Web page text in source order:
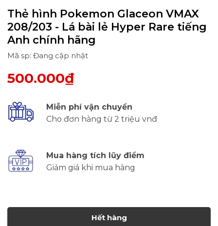
Thẻ hình Pokemon Glaceon VMAX
208/203 - Lá bài lẻ Hyper Rare tiếng
Anh chính hãng
Mã sp: Đang cập nhật
500.000₫
Miễn phí vận chuyển
Cho đơn hàng từ 2 triệu vnđ
Mua hàng tích lũy điểm
Giảm giá khi mua hàng
Hết hàng